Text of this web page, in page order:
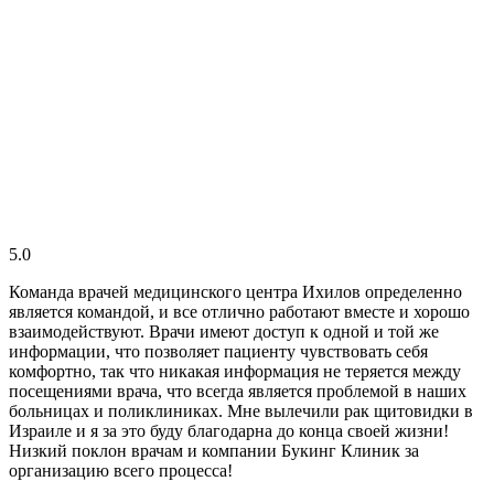
5.0
Команда врачей медицинского центра Ихилов определенно
является командой, и все отлично работают вместе и хорошо
взаимодействуют. Врачи имеют доступ к одной и той же
информации, что позволяет пациенту чувствовать себя
комфортно, так что никакая информация не теряется между
посещениями врача, что всегда является проблемой в наших
больницах и поликлиниках. Мне вылечили рак щитовидки в
Израиле и я за это буду благодарна до конца своей жизни!
Низкий поклон врачам и компании Букинг Клиник за
организацию всего процесса!